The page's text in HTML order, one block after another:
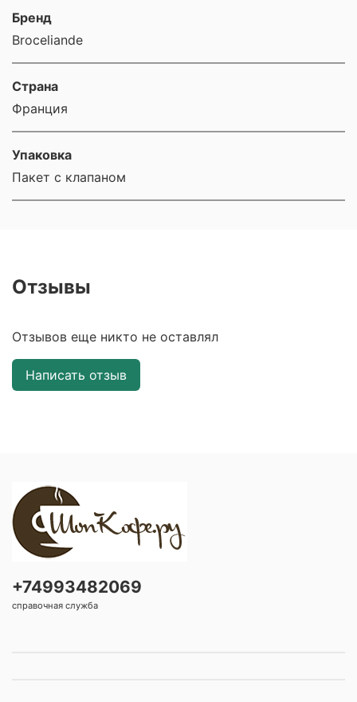
Бренд
Broceliande
Страна
Франция
Упаковка
Пакет с клапаном
Отзывы
Отзывов еще никто не оставлял
Написать отзыв
+74993482069
справочная служба